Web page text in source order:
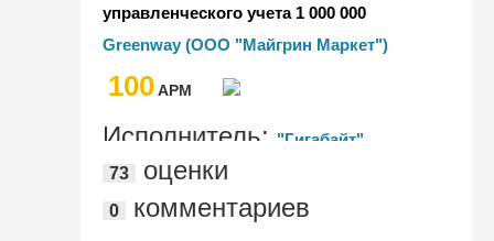
управленческого учета 1 000 000
заказов в месяц на базе 1С:ERP для
Greenway Global
Greenway (ООО "Майгрин Маркет")
100AРМ
Исполнитель: "Гигабайт"
73
оценки
0 комментариев